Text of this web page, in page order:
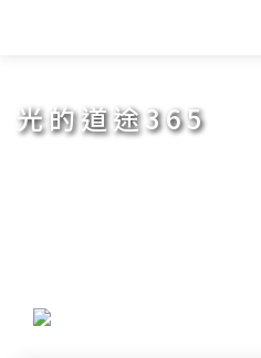
光的道途365